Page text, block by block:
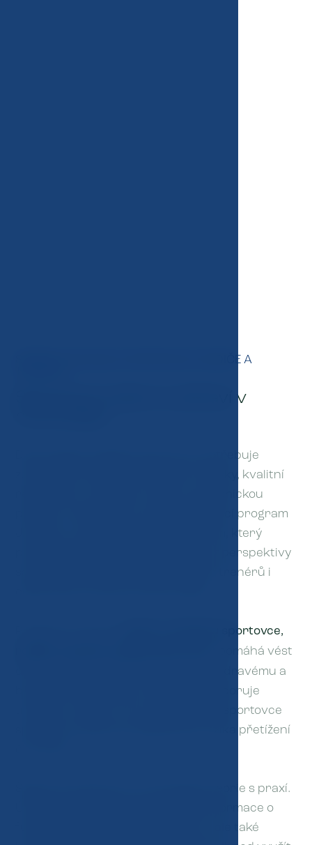
SPORT Z POHLEDU SPORTOVCE, RODIČE A
Sportovní výkon a zdraví v
Dlouhodobě úspěšný sportovec potřebuje
zdravé tělo, správné pohybové návyky, kvalitní
regeneraci, vyváženou výživu a psychickou
pohodu. Právě proto vznikl vzdělávací program
JM Clinic určený sportovním klubům, který
přináší komplexní pohled na sport z perspektivy
samotného sportovce, jeho rodičů, trenérů i
Sport z pohledu sportovce,
pomáhá vést
děti, mládež i dospělé sportovce ke zdravému a
bezpečnému pohybu a zároveň podporuje
trenéry a rodiče v tom, aby dokázali sportovce
správně rozvíjet bez zbytečného rizika přetížení
Školení je postaveno na propojení teorie s praxí.
Účastníci získávají nejen důležité informace o
fungování lidského těla při sportu, ale také